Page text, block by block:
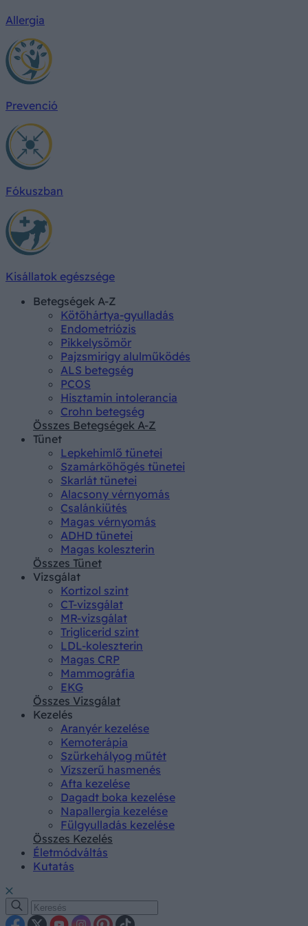
Allergia
Prevenció
Fókuszban
Kisállatok egészsége
Betegségek A-Z
Kötőhártya-gyulladás
Endometriózis
Pikkelysömör
Pajzsmirigy alulműködés
ALS betegség
PCOS
Hisztamin intolerancia
Crohn betegség
Összes Betegségek A-Z
Tünet
Lepkehimlő tünetei
Szamárköhögés tünetei
Skarlát tünetei
Alacsony vérnyomás
Csalánkiütés
Magas vérnyomás
ADHD tünetei
Magas koleszterin
Összes Tünet
Vizsgálat
Kortizol szint
CT-vizsgálat
MR-vizsgálat
Triglicerid szint
LDL-koleszterin
Magas CRP
Mammográfia
EKG
Összes Vizsgálat
Kezelés
Aranyér kezelése
Kemoterápia
Szürkehályog műtét
Vízszerű hasmenés
Afta kezelése
Dagadt boka kezelése
Napallergia kezelése
Fülgyulladás kezelése
Összes Kezelés
Életmódváltás
Kutatás